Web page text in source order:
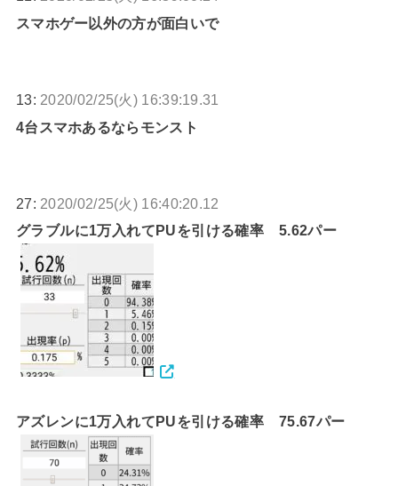
スマホゲー以外の方が面白いで
13: 2020/02/25(火) 16:39:19.31
4台スマホあるならモンスト
27: 2020/02/25(火) 16:40:20.12
グラブルに1万入れてPUを引ける確率 5.62パー
アズレンに1万入れてPUを引ける確率 75.67パー